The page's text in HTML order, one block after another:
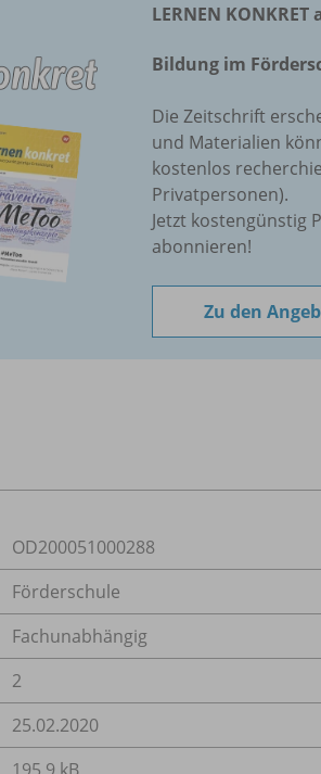
LERNEN
Bildung im
Die Zeitschrift
und Materialien
kostenlos
Privatpersonen).
Jetzt kostengünstig
abonnieren!
Zu den
OD200051000288
Förderschule
Fachunabhängig
2
25.02.2020